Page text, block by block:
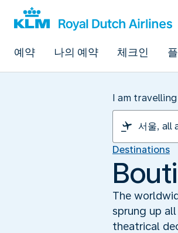
예약 나의 예약 체크인
I am
Destinations
The
sprung up
theatrical